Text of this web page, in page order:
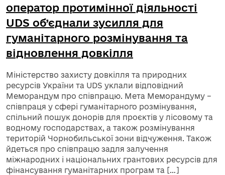
оператор протимінної діяльності
UDS об’єднали зусилля для
гуманітарного розмінування та
відновлення довкілля
Міністерство захисту довкілля та природних
ресурсів України та UDS уклали відповідний
Меморандум про співпрацю. Мета Меморандуму –
співпраця у сфері гуманітарного розмінування,
спільний пошук донорів для проєктів у лісовому та
водному господарствах, а також розмінування
територій Чорнобильської зони відчуження. Також
йдеться про співпрацю задля залучення
міжнародних і національних грантових ресурсів для
фінансування гуманітарних програм та […]